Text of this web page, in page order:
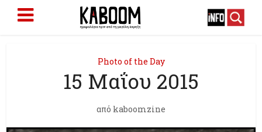
Photo of the Day
15 Μαΐου 2015
από kaboomzine